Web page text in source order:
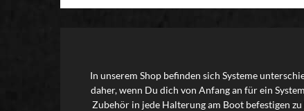
In unserem Shop befinden sich Systeme
daher, wenn Du dich von Anfang an für ein
Zubehör in jede Halterung am Boot befestigen